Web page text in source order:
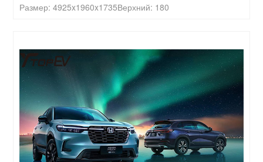
Размер: 4925x1960x1735Верхний: 180